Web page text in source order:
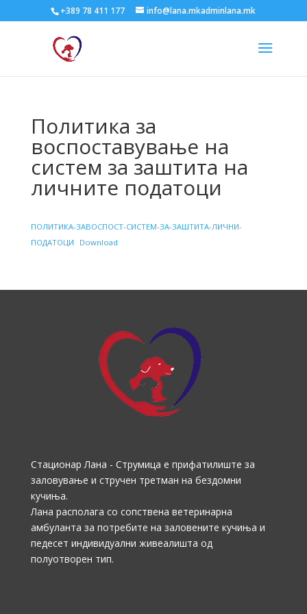
+389 78 411 177 info@lana.mkadminlana.mk
Политика за
воспоставување на
систем за заштита на
личните податоци
ПОЛИТИКА-ЗАВОСПОСТ-СИСТЕМ-ЗА-ЗАШТИТА-ЛИЧНИ-
ПОДАТОЦИ
Download
Стационар Лана - Струмица е прифатилиште за
заловување и стручен третман на бездомни
кучиња.
Лана располага со сопствена ветеринарна
амбуланта за потребите на заловените кучиња и
педесет индивидуални живеалишта од
полуотворен тип.